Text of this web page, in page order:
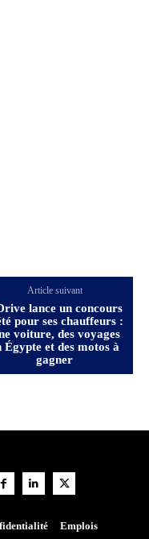
Article suivant
lance un concours
pour ses chauffeurs :
voiture, des voyages
Égypte et des motos à
gagner
Emplois